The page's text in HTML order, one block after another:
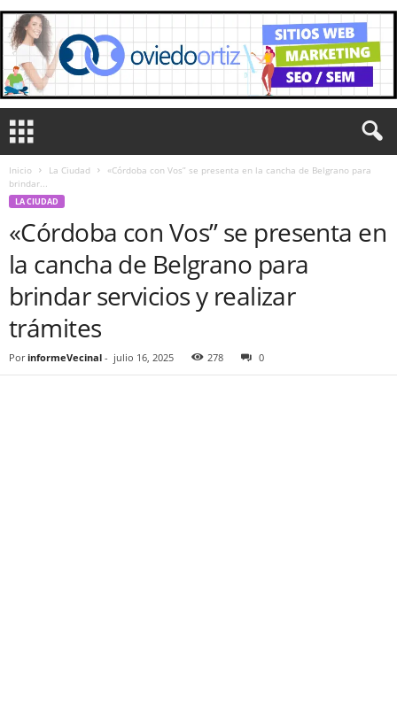
Inicio La Ciudad
«Córdoba con Vos” se presenta en la cancha de Belgrano para
brindar...
LA CIUDAD
«Córdoba con Vos” se presenta en
la cancha de Belgrano para
brindar servicios y realizar
trámites
Por informeVecinal - julio 16, 2025 278 0